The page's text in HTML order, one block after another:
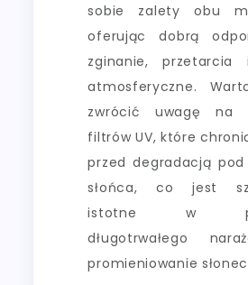
sobie zalety obu
oferując dobrą
zginanie, przetarcia
atmosferyczne.
zwrócić uwagę na
filtrów UV, które
przed degradacją pod
słońca, co jest
istotne w
długotrwałego
promieniowanie